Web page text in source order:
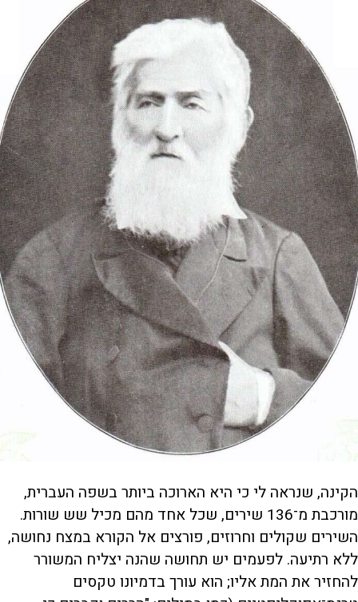
הקינה, שנראה לי כי היא הארוכה ביותר בשפה העברית,
מורכבת מ־136 שירים, שכל אחד מהם מכיל שש שורות.
השירים שקולים וחרוזים, פורצים אל הקורא במצח נחושה,
ללא רתיעה. לפעמים יש תחושה שהנה יצליח המשורר
להחזיר את המת אליו; הוא עורך בדמיונו טקסים